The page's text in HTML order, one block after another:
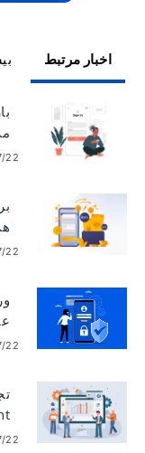
اخبار مرتبط
22
22
22
22